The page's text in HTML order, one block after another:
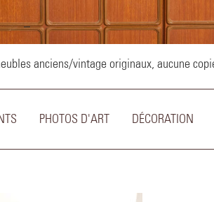
–
anciens/vintage originaux, aucune
DÉCORATION
PHOTOS D'ART